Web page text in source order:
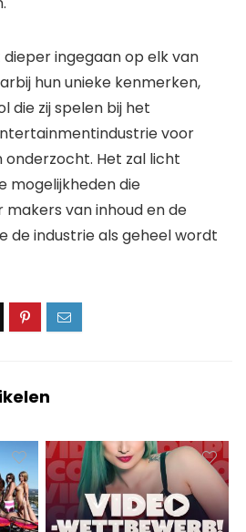
ingegaan op elk van
hun unieke kenmerken,
die zij spelen bij het
voor
Het zal licht
mogelijkheden die
van inhoud en de
de industrie als geheel wordt